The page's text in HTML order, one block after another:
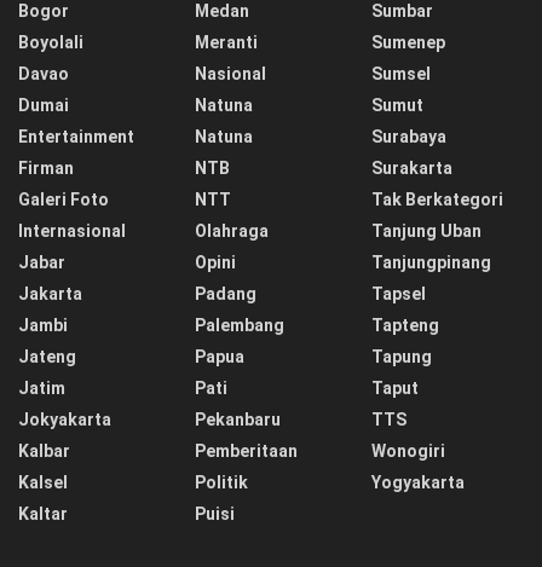
Bogor
Boyolali
Davao
Dumai
Entertainment
Firman
Galeri Foto
Internasional
Jabar
Jakarta
Jambi
Jateng
Jatim
Jokyakarta
Kalbar
Kalsel
Kaltar
Medan
Meranti
Nasional
Natuna
Natuna
NTB
NTT
Olahraga
Opini
Padang
Palembang
Papua
Pati
Pekanbaru
Pemberitaan
Politik
Puisi
Sumbar
Sumenep
Sumsel
Sumut
Surabaya
Surakarta
Tak Berkategori
Tanjung Uban
Tanjungpinang
Tapsel
Tapteng
Tapung
Taput
TTS
Wonogiri
Yogyakarta